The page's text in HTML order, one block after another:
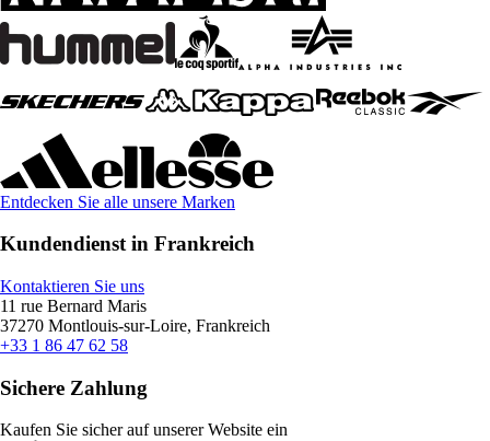
Entdecken Sie alle unsere Marken
Kundendienst in Frankreich
Kontaktieren Sie uns
11 rue Bernard Maris
37270 Montlouis-sur-Loire, Frankreich
+33 1 86 47 62 58
Sichere Zahlung
Kaufen Sie sicher auf unserer Website ein